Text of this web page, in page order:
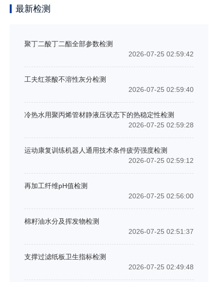
最新检测
聚丁二酸丁二酯全部参数检测
2026-07-25 02:59:42
工夫红茶酸不溶性灰分检测
2026-07-25 02:59:40
冷热水用聚丙烯管材静液压状态下的热稳定性检测
2026-07-25 02:59:28
运动康复训练机器人通用技术条件疲劳强度检测
2026-07-25 02:59:12
再加工纤维pH值检测
2026-07-25 02:56:00
棉籽油水分及挥发物检测
2026-07-25 02:51:37
支撑过滤纸板卫生指标检测
2026-07-25 02:49:48